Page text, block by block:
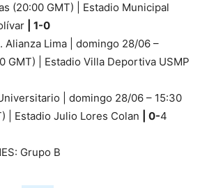
(20:00 GMT) | Estadio Municipal
| 1-0
Alianza Lima | domingo 28/06 –
GMT) | Estadio Villa Deportiva USMP
| domingo 28/06 – 15:30
| Estadio Julio Lores Colan
| 0-4
Grupo B